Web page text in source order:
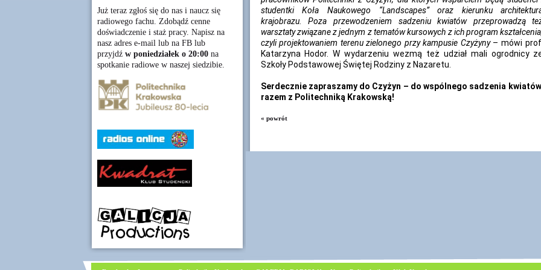
Już teraz zgłoś się do nas i naucz się
radiowego fachu. Zdobądź cenne
doświadczenie i staż pracy. Napisz na
nasz adres e-mail lub na FB lub
przyjdź w poniedziałek o 20:00na
spotkanie radiowe w naszej siedzibie.
studentki Koła Naukowego “Landscapes” oraz kierunku
krajobrazu. Poza przewodzeniem sadzeniu kwiatów przeprowadzą
warsztaty związane z jednym z tematów kursowych z ich program
czyli projektowaniem terenu zielonego przy kampusie Czyżyny– mówi prof.
Katarzyna Hodor. W wydarzeniu wezmą też udział mali ogrodnicy
Szkoły Podstawowej Świętej Rodziny z Nazaretu.
Serdecznie zapraszamy do Czyżyn – do wspólnego sadzenia kwiatów
razem z Politechniką Krakowską!
« powrót